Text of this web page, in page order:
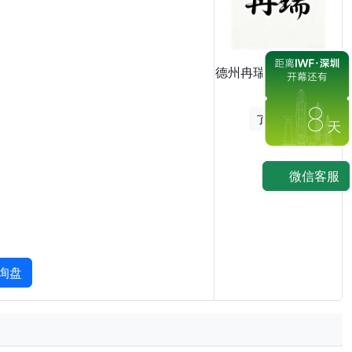
盘
德州冉瑞健身器材有限
了解展商 8
微信客服